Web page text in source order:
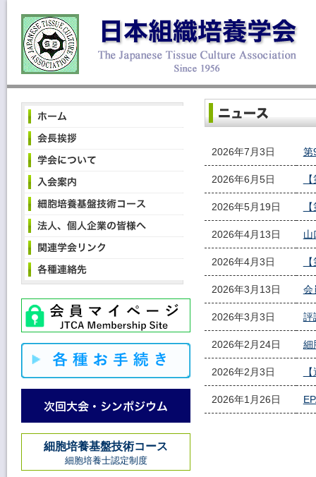
細胞培養基盤技術コース
細胞培養士認定制度
2026年7月3日 第
2026年6月5日
2026年5月19日
2026年4月13日 山
2026年4月3日
2026年3月13日 会
2026年3月3日 評
2026年2月24日 細
2026年2月3日
2026年1月26日